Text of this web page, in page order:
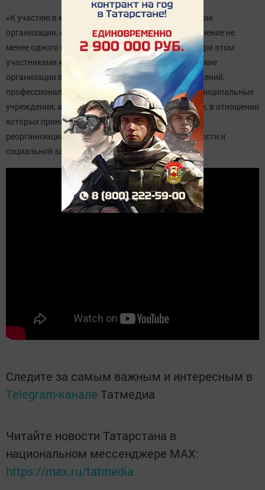
«К участию в конкурсе допускаются некоммерческие
организации, осуществляющие деятельность в течение не
менее одного года до дня объявления конкурса. При этом
участниками конкурса не могут быть некоммерческие
организации в форме политических партий и движений,
профессиональные союзы, государственные и муниципальные
учреждения, а также некоммерческие организации, в отношении
которых принято решение об их ликвидации или
реорганизации», - добавила министр труда, занятости и
социальной защиты РТ Эльмира Зарипова.
Следите за самым важным и интересным в
Telegram-канале Татмедиа
Читайте новости Татарстана в
национальном мессенджере MАХ:
https://max.ru/tatmedia